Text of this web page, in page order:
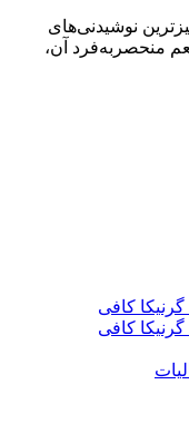
نوشیدنی‌های
منحصربه‌فرد آن،
کافی
کافی